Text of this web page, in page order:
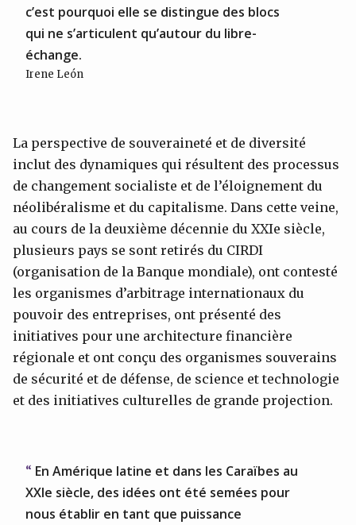
c’est pourquoi elle se distingue des blocs
qui ne s’articulent qu’autour du libre-
échange.
Irene León
La perspective de souveraineté et de diversité
inclut des dynamiques qui résultent des processus
de changement socialiste et de l’éloignement du
néolibéralisme et du capitalisme. Dans cette veine,
au cours de la deuxième décennie du XXIe siècle,
plusieurs pays se sont retirés du CIRDI
(organisation de la Banque mondiale), ont contesté
les organismes d’arbitrage internationaux du
pouvoir des entreprises, ont présenté des
initiatives pour une architecture financière
régionale et ont conçu des organismes souverains
de sécurité et de défense, de science et technologie
et des initiatives culturelles de grande projection.
En Amérique latine et dans les Caraïbes au
XXIe siècle, des idées ont été semées pour
nous établir en tant que puissance